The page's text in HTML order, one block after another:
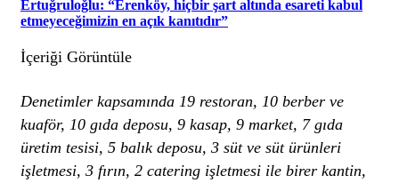
Ertuğruloğlu: “Erenköy, hiçbir şart altında esareti kabul
etmeyeceğimizin en açık kanıtıdır”
İçeriği Görüntüle
Denetimler kapsamında 19 restoran, 10 berber ve
kuaför, 10 gıda deposu, 9 kasap, 9 market, 7 gıda
üretim tesisi, 5 balık deposu, 3 süt ve süt ürünleri
işletmesi, 3 fırın, 2 catering işletmesi ile birer kantin,